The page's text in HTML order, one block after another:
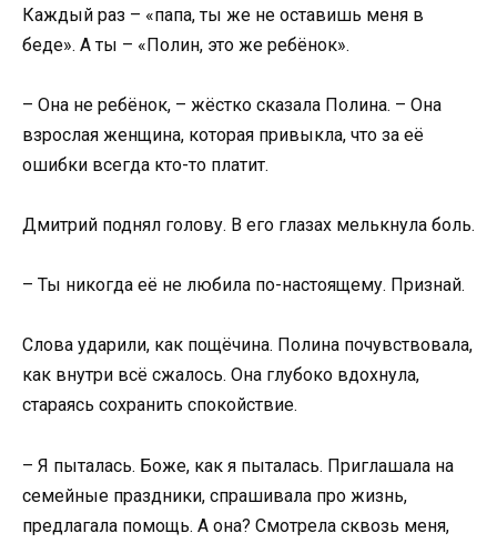
Каждый раз – «папа, ты же не оставишь меня в
беде». А ты – «Полин, это же ребёнок».
– Она не ребёнок, – жёстко сказала Полина. – Она
взрослая женщина, которая привыкла, что за её
ошибки всегда кто-то платит.
Дмитрий поднял голову. В его глазах мелькнула боль.
– Ты никогда её не любила по-настоящему. Признай.
Слова ударили, как пощёчина. Полина почувствовала,
как внутри всё сжалось. Она глубоко вдохнула,
стараясь сохранить спокойствие.
– Я пыталась. Боже, как я пыталась. Приглашала на
семейные праздники, спрашивала про жизнь,
предлагала помощь. А она? Смотрела сквозь меня,